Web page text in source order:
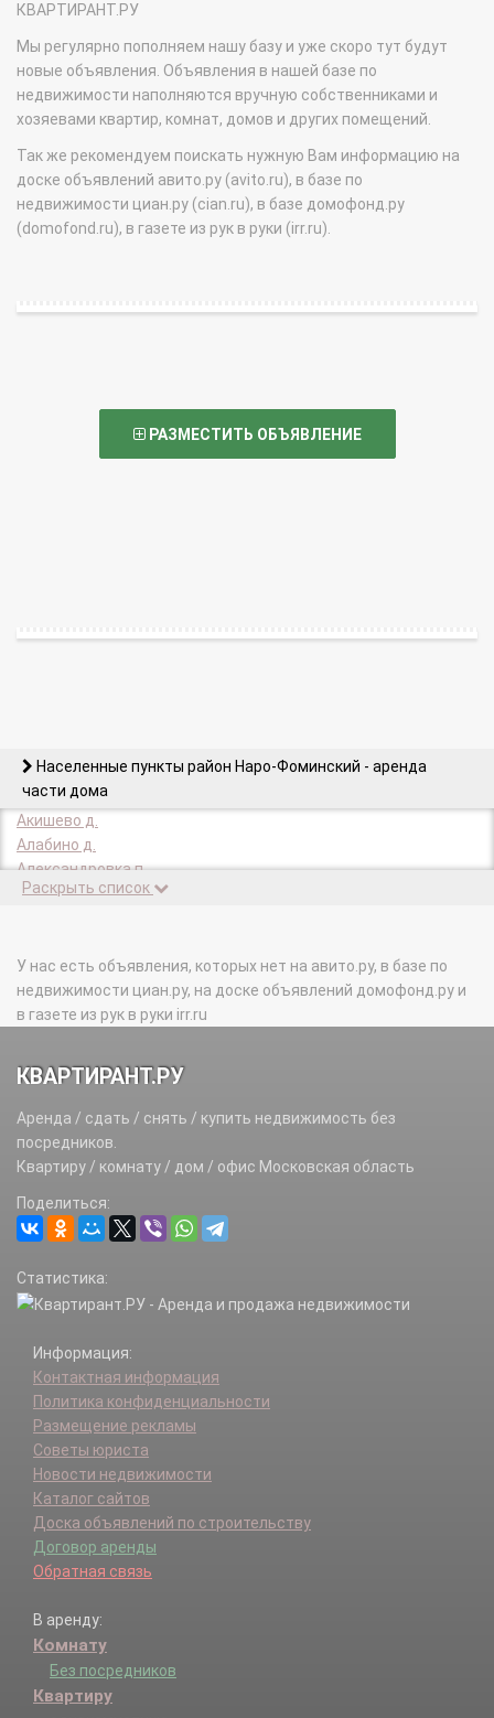
КВАРТИРАНТ.РУ
Мы регулярно пополняем нашу базу и уже скоро тут будут
новые объявления. Объявления в нашей базе по
недвижимости наполняются вручную собственниками и
хозяевами квартир, комнат, домов и других помещений.
Так же рекомендуем поискать нужную Вам информацию на
доске объявлений авито.ру (avito.ru), в базе по
недвижимости циан.ру (cian.ru), в базе домофонд.ру
(domofond.ru), в газете из рук в руки (irr.ru).
РАЗМЕСТИТЬ ОБЪЯВЛЕНИЕ
Населенные пункты район Наро-Фоминский - аренда
части дома
Акишево д.
Алабино д.
Александровка п.
Алексеевка д.
Апрелевка г.
Архангельское д.
Атепцево с.
Афанасьево д.
Афинеево д.
Ахматово д.
Бавыкино д.
Базисный Питомник п.
Бекасово д.
Бельково д.
Благовещенье д.
Блознево д.
Большие Семенычи д.
Бурцево д.
Варварино д.
Василисино д.
Васильево д.
Васильчиново д.
Васькино д.
Верея г.
Верховье д.
Веселево д.
Волченки д.
Воскресенки д.
Вышегород д.
Глаголево д.
Раскрыть список
У нас есть объявления, которых нет на авито.ру, в базе по
недвижимости циан.ру, на доске объявлений домофонд.ру и
в газете из рук в руки irr.ru
КВАРТИРАНТ.РУ
Аренда / сдать / снять / купить недвижимость без
посредников.
Квартиру / комнату / дом / офис Московская область
Поделиться:
Статистика:
Информация:
Контактная информация
Политика конфиденциальности
Размещение рекламы
Советы юриста
Новости недвижимости
Каталог сайтов
Доска объявлений по строительству
Договор аренды
Обратная связь
В аренду:
Комнату
Без посредников
Квартиру